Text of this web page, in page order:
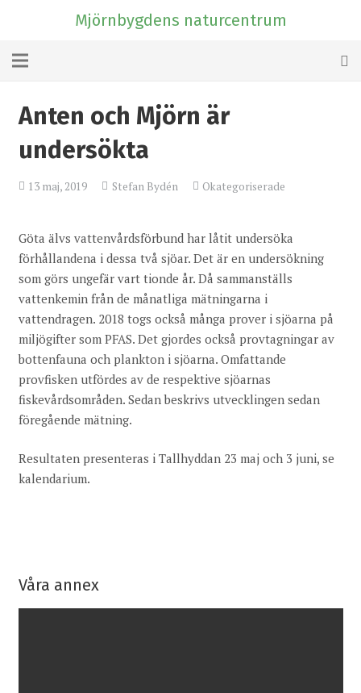
Mjörnbygdens naturcentrum
Anten och Mjörn är
undersökta
13 maj, 2019 Stefan Bydén Okategoriserade
Göta älvs vattenvårdsförbund har låtit undersöka
förhållandena i dessa två sjöar. Det är en undersökning
som görs ungefär vart tionde år. Då sammanställs
vattenkemin från de månatliga mätningarna i
vattendragen. 2018 togs också många prover i sjöarna på
miljögifter som PFAS. Det gjordes också provtagningar av
bottenfauna och plankton i sjöarna. Omfattande
provfisken utfördes av de respektive sjöarnas
fiskevårdsområden. Sedan beskrivs utvecklingen sedan
föregående mätning.
Resultaten presenteras i Tallhyddan 23 maj och 3 juni, se
kalendarium.
Våra annex